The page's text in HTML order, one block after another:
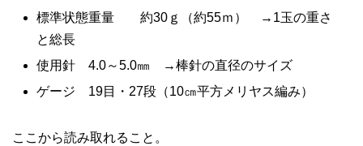
標準状態重量 約30ｇ（約55ｍ） →1玉の重さ
と総長
使用針 4.0～5.0㎜ →棒針の直径のサイズ
ゲージ 19目・27段（10㎝平方メリヤス編み）
ここから読み取れること。